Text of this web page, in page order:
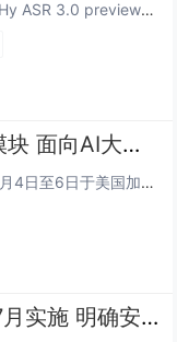
快科技8月6日消息，腾讯混元日前正式推出Hy ASR 3.0 preview语音识别模型，已率先落地腾讯元宝App面向全部用户免费使用。依托Hy3基座大模型打通声学识别与语义理解，彻底摆脱传统语音识别生硬转写短板，在多方言口音、嘈杂收音、远...
铠侠将展示全新CXL内存扩展模块 面向AI大模型负载
快科技8月5日消息，铠侠宣布将在2026年8月4日至6日于美国加利福尼亚州圣克拉拉举行的全球闪存峰会（FMS 2026）上，展出其兼容Compute Express Link（CXL）标准的内存扩展模块——KIOXIA XL1系列。该新品采...
L3、L4级自动驾驶“强标”明年7月实施 明确安全主体责任、接管机制